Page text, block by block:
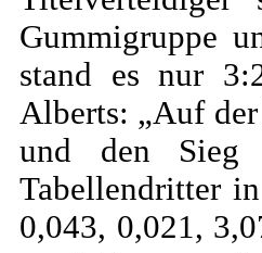
Gummigruppe
stand es nur
Alberts: „Auf
und den Sieg
Tabellendritter
0,043, 0,021,